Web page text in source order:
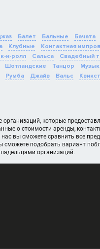
Балет Бальные Бачата
Клубные Контактная
н-ролл Сальса Свадебный
Шотландские Танцор
Румба Джайв Вальс
которые
о стоимости аренды,
вы сможете сравнить все
подобрать вариант
организаций.